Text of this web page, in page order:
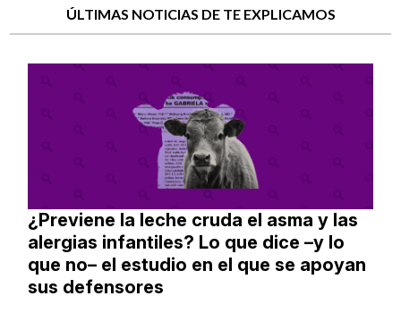
ÚLTIMAS NOTICIAS DE TE EXPLICAMOS
¿Previene la leche cruda el asma y las
alergias infantiles? Lo que dice –y lo
que no– el estudio en el que se apoyan
sus defensores